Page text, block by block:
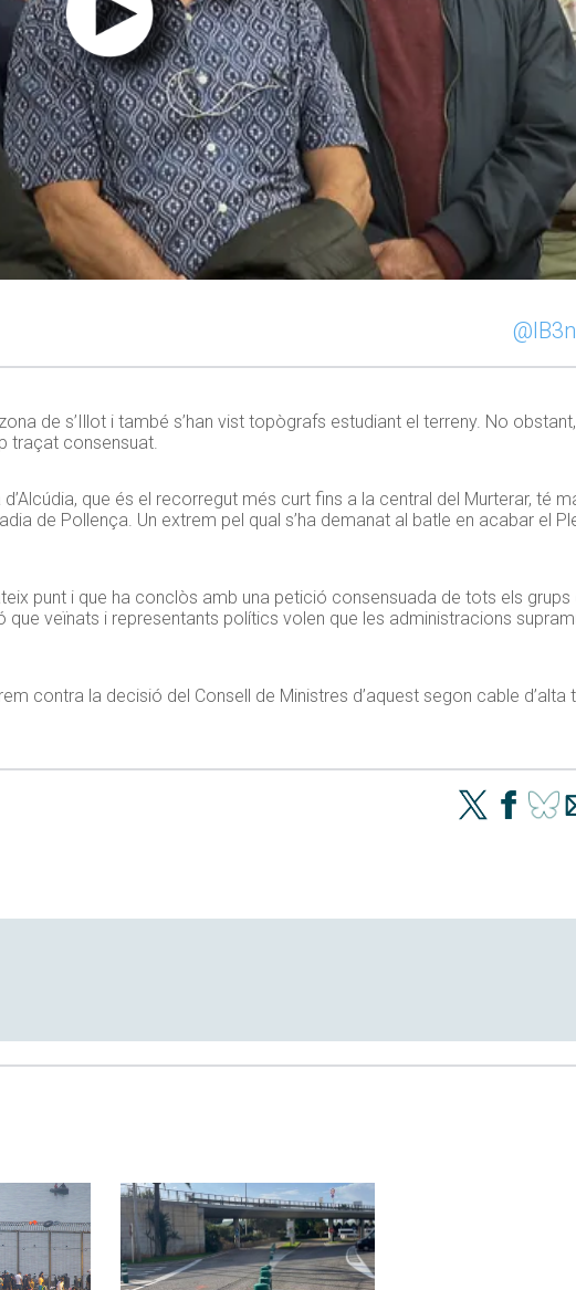
de s’Illot i també s’han vist topògrafs estudiant el terreny. No obstant,
traçat consensuat.
que és el recorregut més curt fins a la central del Murterar, té
de Pollença. Un extrem pel qual s’ha demanat al batle en acabar el
punt i que ha conclòs amb una petició consensuada de tots els
veïnats i representants polítics volen que les administracions
contra la decisió del Consell de Ministres d’aquest segon cable d’alta